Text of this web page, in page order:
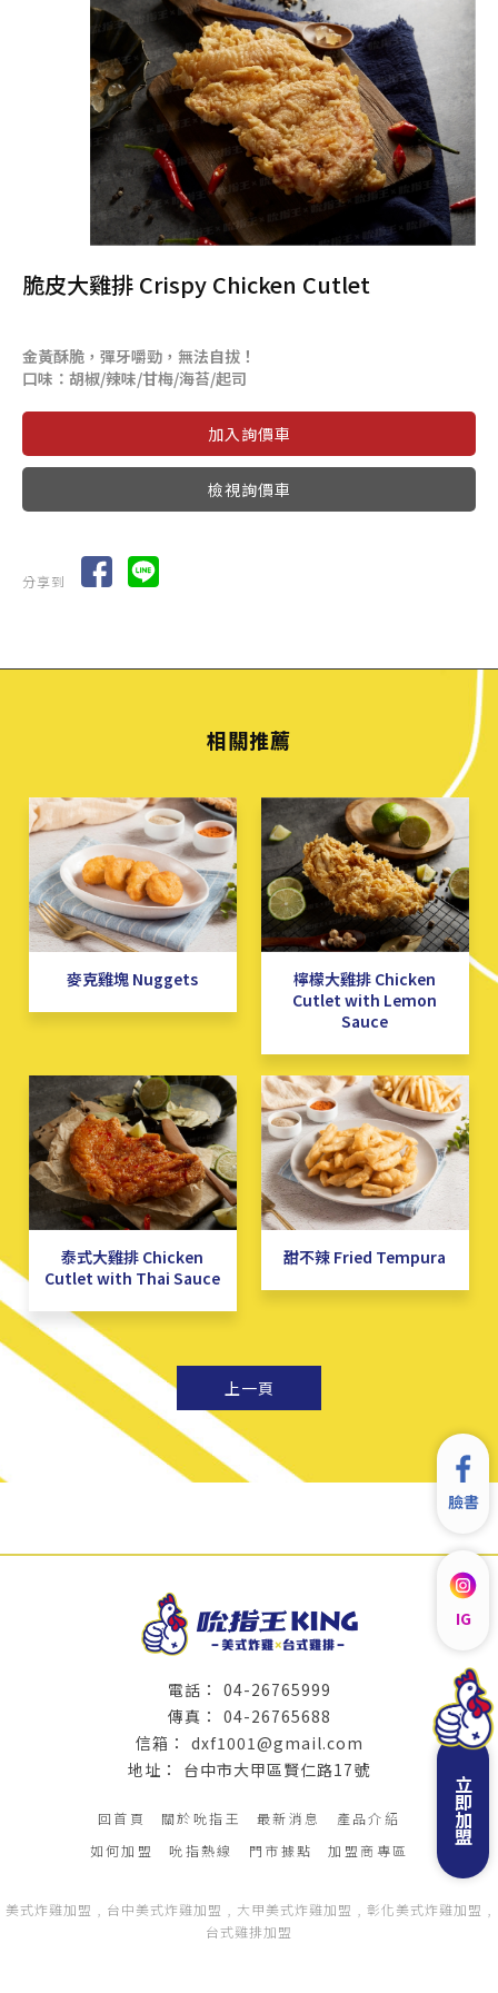
脆皮大雞排 Crispy Chicken Cutlet
金黃酥脆，彈牙嚼勁，無法自拔！
口味：胡椒/辣味/甘梅/海苔/起司
檢視詢價車
分享到
麥克雞塊 Nuggets
檸檬大雞排 Chicken
Cutlet with Lemon
Sauce
泰式大雞排 Chicken
Cutlet with Thai Sauce
甜不辣 Fried Tempura
上一頁
04-26765999
04-26765688
dxf1001@gmail.com
台中市大甲區賢仁路17號
回首頁 關於吮指王 最新消息
產品介紹
如何加盟
吮指熱線 門市據點 加盟商專區
臉書
IG
立即加盟
美式炸雞加盟 台中美式炸雞加盟 大甲美式炸雞加盟
彰化美式炸雞加盟
台式雞排加盟